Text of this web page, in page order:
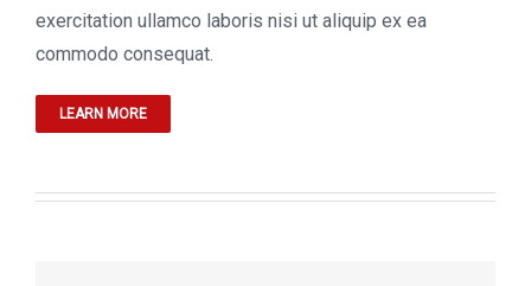
exercitation ullamco laboris nisi ut aliquip ex ea
commodo consequat.
LEARN MORE